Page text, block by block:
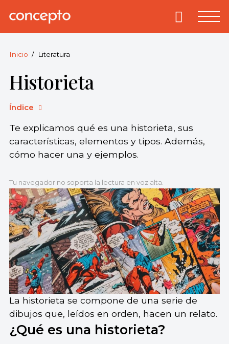
Concepto.
derechos
reservados.
Primary
Inicio Literatura
Historieta
Índice
Te explicamos qué es una historieta, sus
características, elementos y tipos. Además,
cómo hacer una y ejemplos.
Tu navegador no soporta la lectura en voz alta.
La historieta se compone de una serie de
dibujos que, leídos en orden, hacen un relato.
¿Qué es una historieta?